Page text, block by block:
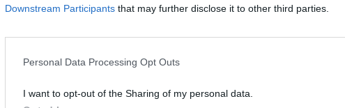
Downstream Participants that may further disclose it to other third parties.
Personal Data Processing Opt Outs
I want to opt-out of the Sharing of my personal data.